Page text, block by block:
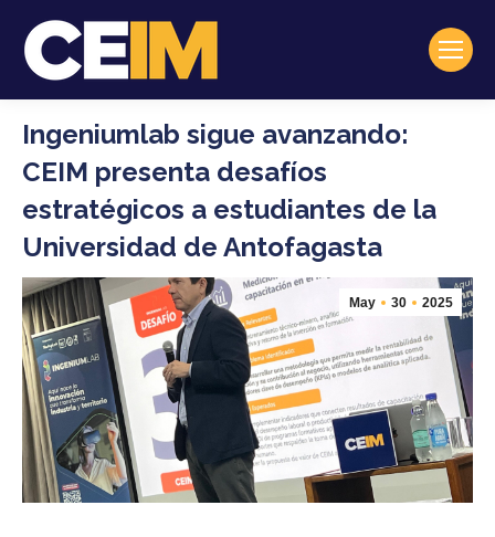
Ingeniumlab sigue avanzando:
CEIM presenta desafíos
estratégicos a estudiantes de la
Universidad de Antofagasta
May 30 2025